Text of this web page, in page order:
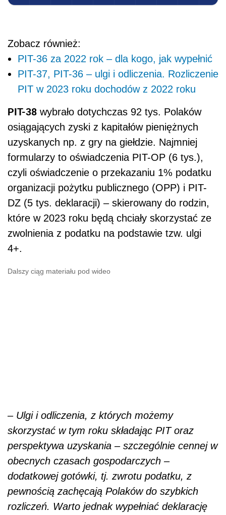
Zobacz również:
PIT-36 za 2022 rok – dla kogo, jak wypełnić
PIT-37, PIT-36 – ulgi i odliczenia. Rozliczenie
PIT w 2023 roku dochodów z 2022 roku
PIT-38 wybrało dotychczas 92 tys. Polaków
osiągających zyski z kapitałów pieniężnych
uzyskanych np. z gry na giełdzie. Najmniej
formularzy to oświadczenia PIT-OP (6 tys.),
czyli oświadczenie o przekazaniu 1% podatku
organizacji pożytku publicznego (OPP) i PIT-
DZ (5 tys. deklaracji) – skierowany do rodzin,
które w 2023 roku będą chciały skorzystać ze
zwolnienia z podatku na podstawie tzw. ulgi
4+.
Dalszy ciąg materiału pod wideo
– Ulgi i odliczenia, z których możemy
skorzystać w tym roku składając PIT oraz
perspektywa uzyskania – szczególnie cennej w
obecnych czasach gospodarczych –
dodatkowej gotówki, tj. zwrotu podatku, z
pewnością zachęcają Polaków do szybkich
rozliczeń. Warto jednak wypełniać deklarację